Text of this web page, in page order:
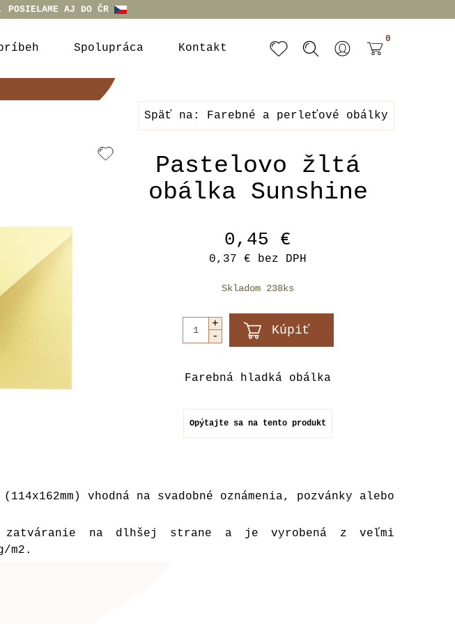
POSIELAME AJ DO ČR
Spolupráca Kontakt
0
Späť na: Farebné a perleťové obálky
Pastelovo žltá
obálka Sunshine
0,45 €
0,37 € bez DPH
Skladom 238ks
Farebná hladká obálka
Opýtajte sa na tento produkt
vhodná na svadobné oznámenia, pozvánky alebo
zatváranie na dlhšej strane a je vyrobená z veľmi
m2.